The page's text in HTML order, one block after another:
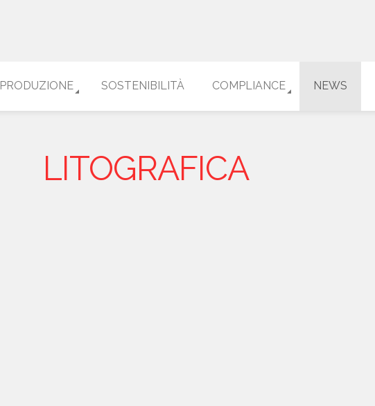
PRODUZIONE SOSTENIBILITÀ COMPLIANCE NEWS
LITOGRAFICA